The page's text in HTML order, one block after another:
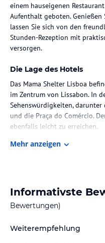
einem hauseigenen
Aufenthalt geboten.
lassen Sie sich von den
Stunden-Rezeption mit
versorgen.
Die Lage des Hotels
Das Mama Shelter Lisboa
im Zentrum von Lissabon. In
Sehenswürdigkeiten,
und die Praça do Comércio.
ebenfalls leicht zu erreichen.
Zimmer / Unterbringung
Pflegeprodukten und einem
ebenfalls zur Verfügung.
Mehr anzeigen
Informativste
Bewertungen)
Weiterempfehlung